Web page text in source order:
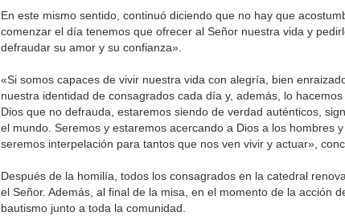
En este mismo sentido, continuó diciendo que no hay que
comenzar el día tenemos que ofrecer al Señor nuestra vida y
defraudar su amor y su confianza».
«Si somos capaces de vivir nuestra vida con alegría, bien
nuestra identidad de consagrados cada día y, además, lo
Dios que no defrauda, estaremos siendo de verdad auténticos,
el mundo. Seremos y estaremos acercando a Dios a los hombres
seremos interpelación para tantos que nos ven vivir y actuar»,
Después de la homilía, todos los consagrados en la catedral
el Señor. Además, al final de la misa, en el momento de la acción
bautismo junto a toda la comunidad.